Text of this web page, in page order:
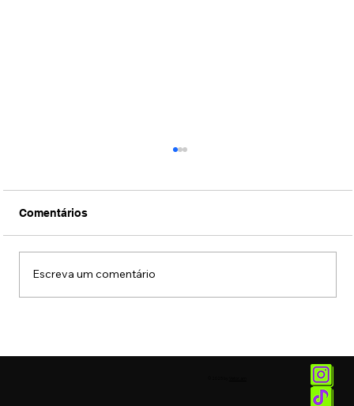
Comentários
Escreva um comentário